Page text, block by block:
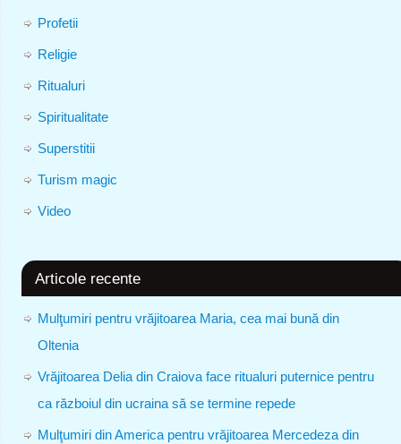
Profetii
Religie
Ritualuri
Spiritualitate
Superstitii
Turism magic
Video
Articole recente
Mulţumiri pentru vrăjitoarea Maria, cea mai bună din
Oltenia
Vrăjitoarea Delia din Craiova face ritualuri puternice pentru
ca războiul din ucraina să se termine repede
Mulţumiri din America pentru vrăjitoarea Mercedeza din